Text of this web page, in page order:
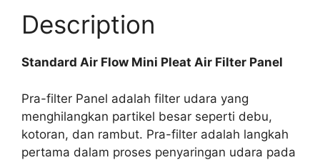
Description
Standard Air Flow Mini Pleat Air Filter Panel
Pra-filter Panel adalah filter udara yang
menghilangkan partikel besar seperti debu,
kotoran, dan rambut. Pra-filter adalah langkah
pertama dalam proses penyaringan udara pada